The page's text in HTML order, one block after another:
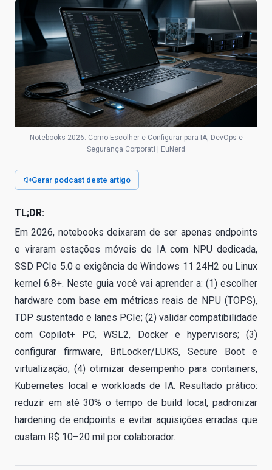
Notebooks 2026: Como Escolher e Configurar para IA, DevOps e
Segurança Corporati | EuNerd
Gerar podcast deste artigo
TL;DR:
Em 2026, notebooks deixaram de ser apenas endpoints
e viraram estações móveis de IA com NPU dedicada,
SSD PCIe 5.0 e exigência de Windows 11 24H2 ou Linux
kernel 6.8+. Neste guia você vai aprender a: (1) escolher
hardware com base em métricas reais de NPU (TOPS),
TDP sustentado e lanes PCIe; (2) validar compatibilidade
com Copilot+ PC, WSL2, Docker e hypervisors; (3)
configurar firmware, BitLocker/LUKS, Secure Boot e
virtualização; (4) otimizar desempenho para containers,
Kubernetes local e workloads de IA. Resultado prático:
reduzir em até 30% o tempo de build local, padronizar
hardening de endpoints e evitar aquisições erradas que
custam R$ 10–20 mil por colaborador.